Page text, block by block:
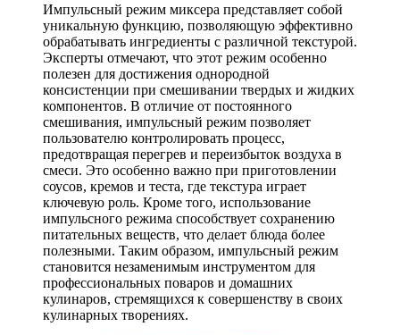
Импульсный режим миксера представляет собой
уникальную функцию, позволяющую эффективно
обрабатывать ингредиенты с различной текстурой.
Эксперты отмечают, что этот режим особенно
полезен для достижения однородной
консистенции при смешивании твердых и жидких
компонентов. В отличие от постоянного
смешивания, импульсный режим позволяет
пользователю контролировать процесс,
предотвращая перегрев и переизбыток воздуха в
смеси. Это особенно важно при приготовлении
соусов, кремов и теста, где текстура играет
ключевую роль. Кроме того, использование
импульсного режима способствует сохранению
питательных веществ, что делает блюда более
полезными. Таким образом, импульсный режим
становится незаменимым инструментом для
профессиональных поваров и домашних
кулинаров, стремящихся к совершенству в своих
кулинарных творениях.